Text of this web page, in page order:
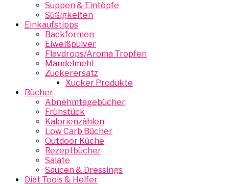
Suppen & Eintöpfe
Süßigkeiten
Einkaufstipps
Backformen
Eiweißpulver
Flavdrops/Aroma Tropfen
Mandelmehl
Zuckerersatz
Xucker Produkte
Bücher
Abnehmtagebücher
Frühstück
Kalorienzählen
Low Carb Bücher
Outdoor Küche
Rezeptbücher
Salate
Saucen & Dressings
Diät Tools & Helfer